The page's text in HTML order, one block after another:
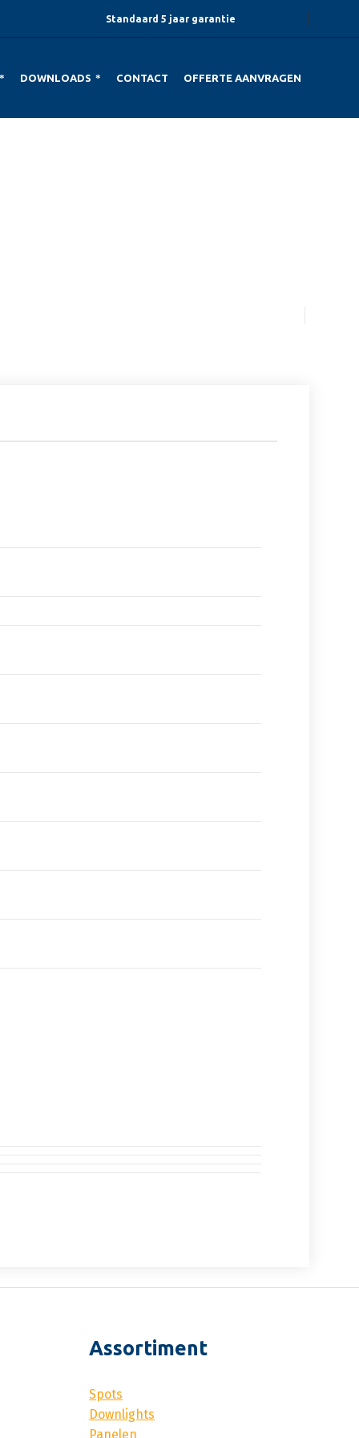
Standaard 5 jaar garantie
DOWNLOADS CONTACT OFFERTE AANVRAGEN
Assortiment
Spots
Downlights
Panelen